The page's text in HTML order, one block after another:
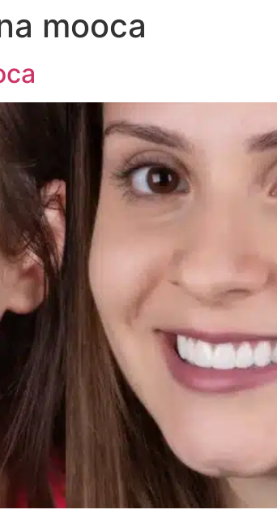
mooca